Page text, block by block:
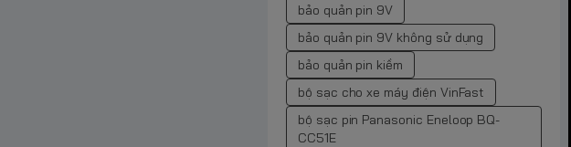
bảo quản pin 9V
bảo quản pin 9V không sử dụng
bảo quản pin kiềm
bộ sạc cho xe máy điện VinFast
bộ sạc pin Panasonic Eneloop BQ-
CC51E